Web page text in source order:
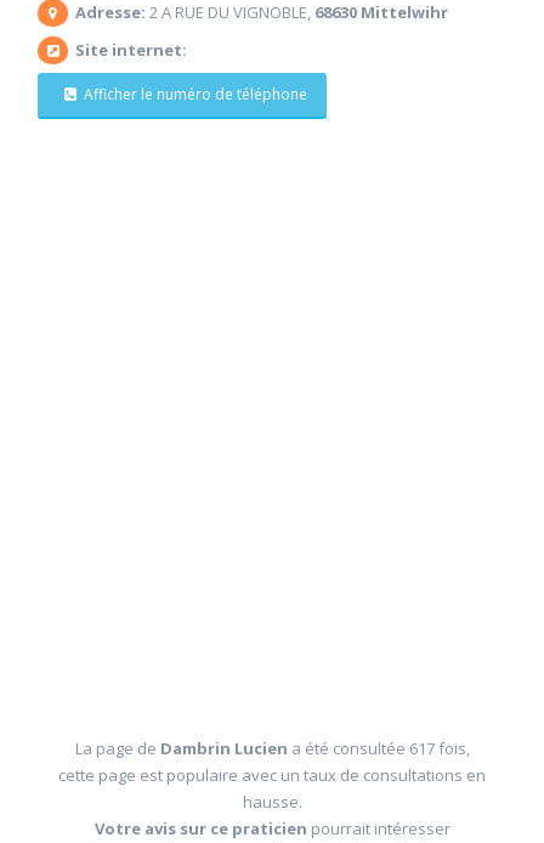
Adresse: 2 A RUE DU VIGNOBLE, 68630 Mittelwihr
Site internet:
Afficher le numéro de téléphone
La page de Dambrin Lucien a été consultée 617 fois,
cette page est populaire avec un taux de consultations en
hausse.
Votre avis sur ce praticien pourrait intéresser